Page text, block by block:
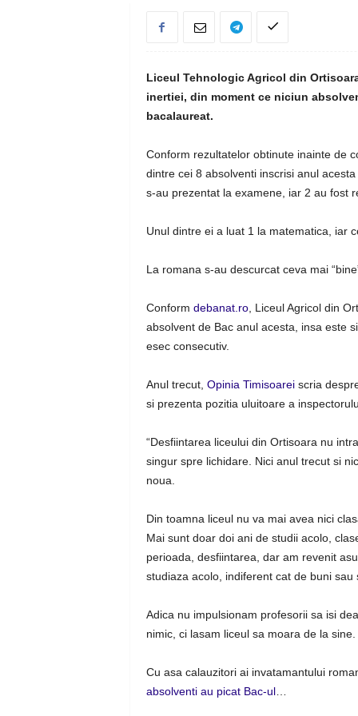
Liceul Tehnologic Agricol din
inertiei, din moment ce niciun
bacalaureat.
Conform rezultatelor obtinute inainte de
dintre cei 8 absolventi inscrisi anul
s-au prezentat la examene, iar 2 au fost
Unul dintre ei a luat 1 la matematica, iar
La romana s-au descurcat ceva mai
Conform debanat.ro, Liceul Agricol din
absolvent de Bac anul acesta, insa este
esec consecutiv.
Anul trecut, Opinia Timisoareiscria
si prezenta pozitia uluitoare a
“Desfiintarea liceului din Ortisoara nu
singur spre lichidare. Nici anul trecut si
noua.
Din toamna liceul nu va mai avea nici
Mai sunt doar doi ani de studii acolo,
perioada, desfiintarea, dar am revenit
studiaza acolo, indiferent cat de buni sau
Adica nu impulsionam profesorii sa isi
nimic, ci lasam liceul sa moara de la
Cu asa calauzitori ai invatamantului
absolventi au picat Bac-ul…